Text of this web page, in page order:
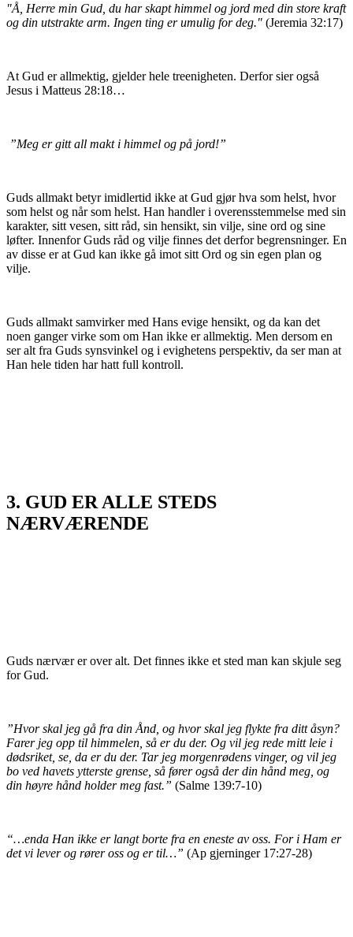
"Å, Herre min Gud, du har skapt himmel og jord med din store kraft
og din utstrakte arm. Ingen ting er umulig for deg." (Jeremia 32:17)
At Gud er allmektig, gjelder hele treenigheten. Derfor sier også
Jesus i Matteus 28:18…
”Meg er gitt all makt i himmel og på jord!”
Guds allmakt betyr imidlertid ikke at Gud gjør hva som helst, hvor
som helst og når som helst. Han handler i overensstemmelse med sin
karakter, sitt vesen, sitt råd, sin hensikt, sin vilje, sine ord og sine
løfter. Innenfor Guds råd og vilje finnes det derfor begrensninger. En
av disse er at Gud kan ikke gå imot sitt Ord og sin egen plan og
vilje.
Guds allmakt samvirker med Hans evige hensikt, og da kan det
noen ganger virke som om Han ikke er allmektig. Men dersom en
ser alt fra Guds synsvinkel og i evighetens perspektiv, da ser man at
Han hele tiden har hatt full kontroll.
3. GUD ER ALLE STEDS
NÆRVÆRENDE
Guds nærvær er over alt. Det finnes ikke et sted man kan skjule seg
for Gud.
”Hvor skal jeg gå fra din Ånd, og hvor skal jeg flykte fra ditt åsyn?
Farer jeg opp til himmelen, så er du der. Og vil jeg rede mitt leie i
dødsriket, se, da er du der. Tar jeg morgenrødens vinger, og vil jeg
bo ved havets ytterste grense, så fører også der din hånd meg, og
din høyre hånd holder meg fast.” (Salme 139:7-10)
“…enda Han ikke er langt borte fra en eneste av oss. For i Ham er
det vi lever og rører oss og er til…” (Ap gjerninger 17:27-28)